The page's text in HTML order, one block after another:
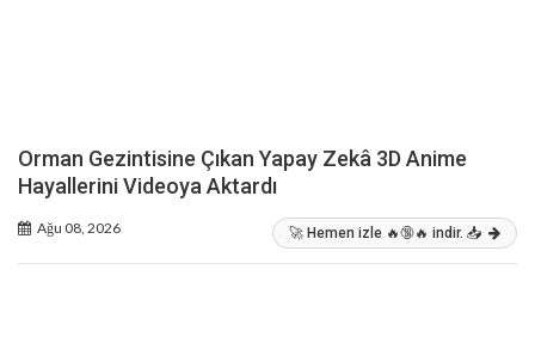
Orman Gezintisine Çıkan Yapay Zekâ 3D Anime
Hayallerini Videoya Aktardı
Ağu 08, 2026 🚀 Hemen izle 🔥🔞🔥 indir. 📥